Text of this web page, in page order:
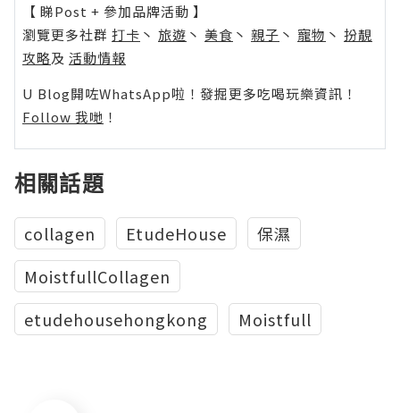
【 睇Post + 參加品牌活動 】
瀏覽更多社群 打卡 丶 旅遊 丶 美食 丶 親子 丶 寵物 丶 扮靚
攻略及 活動情報
U Blog開咗WhatsApp啦！發掘更多吃喝玩樂資訊！
Follow 我哋 ！
相關話題
collagen EtudeHouse
保濕
MoistfullCollagen
etudehousehongkong
Moistfull